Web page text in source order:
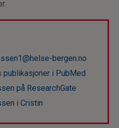
bergen.no
publikasjoner i PubMed
på ResearchGate
i Cristin